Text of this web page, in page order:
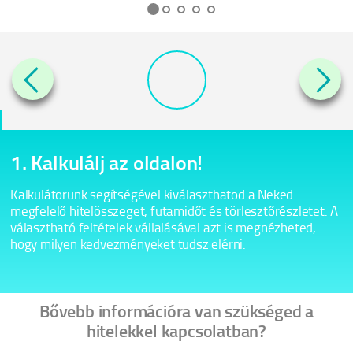
1. Kalkulálj az oldalon!
Kalkulátorunk segítségével kiválaszthatod a Neked
megfelelő hitelösszeget, futamidőt és törlesztőrészletet. A
választható feltételek vállalásával azt is megnézheted,
hogy milyen kedvezményeket tudsz elérni.
Bővebb információra van szükséged a
hitelekkel kapcsolatban?